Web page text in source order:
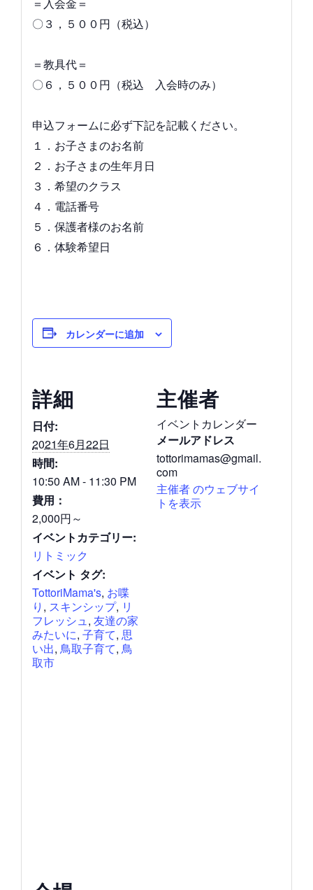
＝入会金＝
〇３，５００円（税込）
＝教具代＝
〇６，５００円（税込 入会時のみ）
申込フォームに必ず下記を記載ください。
１．お子さまのお名前
２．お子さまの生年月日
３．希望のクラス
４．電話番号
５．保護者様のお名前
６．体験希望日
カレンダーに追加
詳細
日付:
2021年6月22日
時間:
10:50 AM - 11:30 PM
費用：
2,000円～
イベントカテゴリー:
リトミック
イベント タグ:
TottoriMama's, お喋
り , スキンシップ, リ
フレッシュ, 友達の家
みたいに, 子育て, 思
い出, 鳥取子育て, 鳥
取市
主催者
イベントカレンダー
メールアドレス
tottorimamas@gmail.
com
主催者 のウェブサイ
トを表示